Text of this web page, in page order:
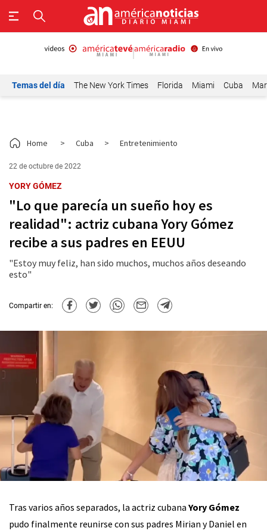
Temas del día The New York Times Florida Miami Cuba
Home > Cuba > Entretenimiento
22 de octubre de 2022
YORY GÓMEZ
"Lo que parecía un sueño hoy es
realidad": actriz cubana Yory Gómez
recibe a sus padres en EEUU
"Estoy muy feliz, han sido muchos, muchos años deseando
esto"
Compartir en:
Tras varios años separados, la actriz cubana Yory Gómez
pudo finalmente reunirse con sus padres Mirian y Daniel en